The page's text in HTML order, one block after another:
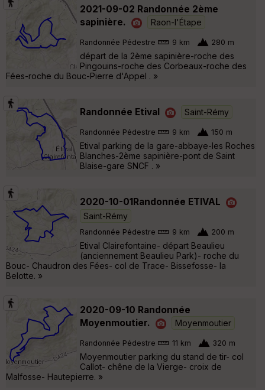
2021-09-02 Randonnée 2ème
sapinière.
Raon-l'Étape
Randonnée Pédestre 9 km 280 m
départ de la 2ème sapinière-roche des
Pingouins-roche des Corbeaux-roche des
Fées-roche du Bouc-Pierre d'Appel . »
Randonnée Etival Saint-Rémy
Randonnée Pédestre 9 km 150 m
Etival parking de la gare-abbaye-les Roches
Blanches-2ème sapinière-pont de Saint
Blaise-gare SNCF . »
2020-10-01Randonnée ETIVAL
Saint-Rémy
Randonnée Pédestre 9 km 200 m
Etival Clairefontaine- départ Beaulieu
(anciennement Beaulieu Park)- roche du
Bouc- Chaudron des Fées- col de Trace- Bissefosse- la
Belotte. »
2020-09-10 Randonnée
Moyenmoutier.
Moyenmoutier
Randonnée Pédestre 11 km 320 m
Moyenmoutier parking du stand de tir- col
Callot- chêne de la Vierge- croix de
Malfosse- Hautepierre. »